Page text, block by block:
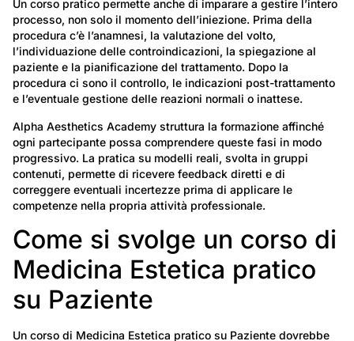
Un corso pratico permette anche di imparare a gestire l’intero
processo, non solo il momento dell’iniezione. Prima della
procedura c’è l’anamnesi, la valutazione del volto,
l’individuazione delle controindicazioni, la spiegazione al
paziente e la pianificazione del trattamento. Dopo la
procedura ci sono il controllo, le indicazioni post-trattamento
e l’eventuale gestione delle reazioni normali o inattese.
Alpha Aesthetics Academy struttura la formazione affinché
ogni partecipante possa comprendere queste fasi in modo
progressivo. La pratica su modelli reali, svolta in gruppi
contenuti, permette di ricevere feedback diretti e di
correggere eventuali incertezze prima di applicare le
competenze nella propria attività professionale.
Come si svolge un corso di
Medicina Estetica pratico
su Paziente
Un corso di Medicina Estetica pratico su Paziente dovrebbe